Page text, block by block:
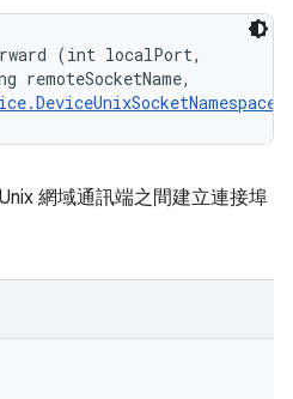
(int localPort,
remoteSocketName,
網域通訊端之間建立連接埠